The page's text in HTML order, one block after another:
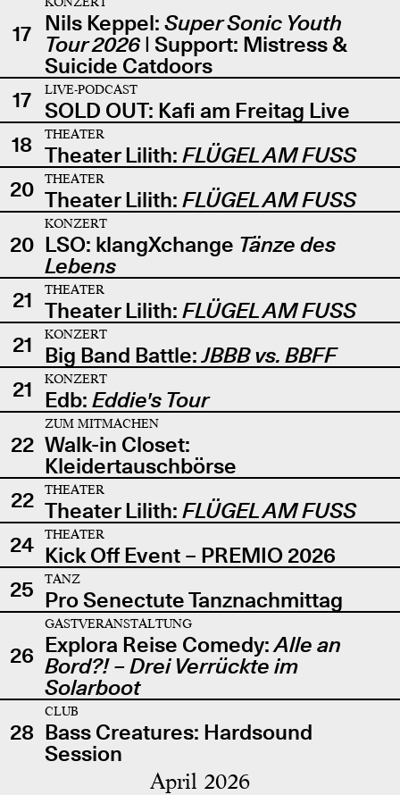
17 Nils Keppel: Super Sonic Youth
Tour 2026| Support: Mistress &
Suicide Catdoors
17
LIVE-PODCAST
SOLD OUT: Kafi am Freitag Live
18
THEATER
Theater Lilith: FLÜGEL AM FUSS
20
THEATER
Theater Lilith: FLÜGEL AM FUSS
20
KONZERT
LSO: klangXchange Tänze des
Lebens
21
THEATER
Theater Lilith: FLÜGEL AM FUSS
21
KONZERT
Big Band Battle:JBBB vs. BBFF
21
KONZERT
Edb: Eddie's Tour
22
ZUM MITMACHEN
Walk-in Closet:
Kleidertauschbörse
22
THEATER
Theater Lilith: FLÜGEL AM FUSS
24
THEATER
Kick Off Event – PREMIO 2026
25
TANZ
Pro Senectute Tanznachmittag
26
GASTVERANSTALTUNG
Explora Reise Comedy:Alle an
Bord?! – Drei Verrückte im
Solarboot
28
CLUB
Bass Creatures: Hardsound
Session
April 2026